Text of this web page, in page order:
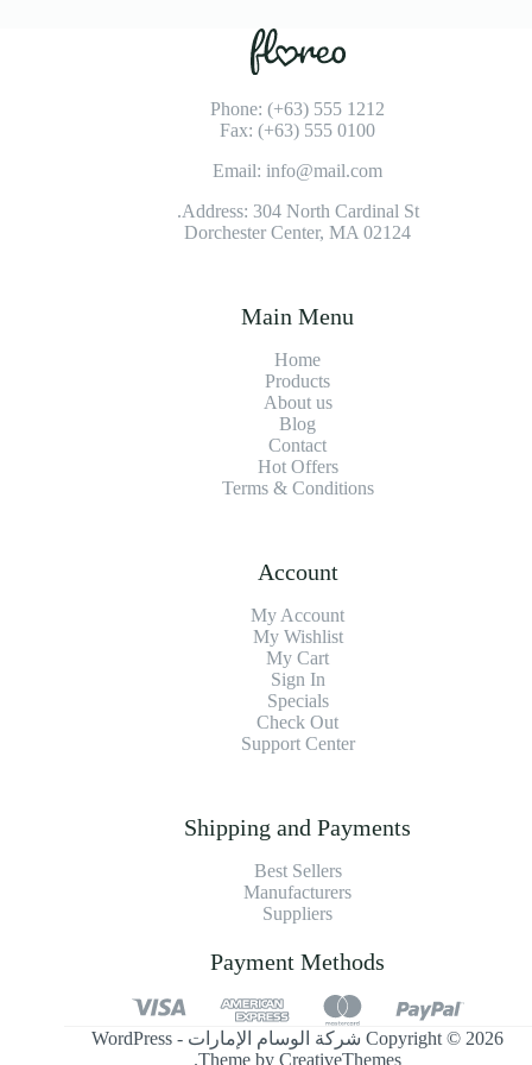
Phone: (+63) 555 1212
Fax: (+63) 555 0100
Email: info@mail.com
Address: 304 North Cardinal St.
Dorchester Center, MA 02124
Main Menu
Home
Products
About us
Blog
Contact
Hot Offers
Terms & Conditions
Account
My Account
My Wishlist
My Cart
Sign In
Specials
Check Out
Support Center
Shipping and Payments
Best Sellers
Manufacturers
Suppliers
Payment Methods
Copyright © 2026 شركة الوسام الإمارات - WordPress
Theme byCreativeThemes
.